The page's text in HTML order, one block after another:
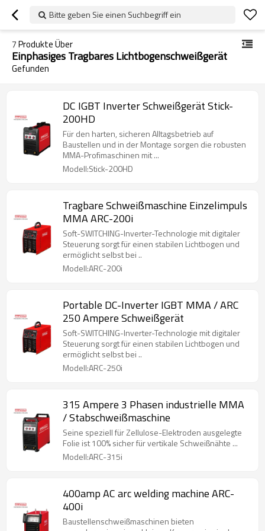
Bitte geben Sie einen Suchbegriff ein
7Produkte Über
Einphasiges Tragbares Lichtbogenschweißgerät
Gefunden
DC IGBT Inverter Schweißgerät Stick-
200HD
Für den harten, sicheren Alltagsbetrieb auf
Baustellen und in der Montage sorgen die robusten
MMA-Profimaschinen mit ...
Modell:Stick-200HD
Tragbare Schweißmaschine Einzelimpuls
MMA ARC-200i
Soft-SWITCHING-Inverter-Technologie mit digitaler
Steuerung sorgt für einen stabilen Lichtbogen und
ermöglicht selbst bei ..
Modell:ARC-200i
Portable DC-Inverter IGBT MMA / ARC
250 Ampere Schweißgerät
Soft-SWITCHING-Inverter-Technologie mit digitaler
Steuerung sorgt für einen stabilen Lichtbogen und
ermöglicht selbst bei ..
Modell:ARC-250i
315 Ampere 3 Phasen industrielle MMA
/ Stabschweißmaschine
Seine speziell für Zellulose-Elektroden ausgelegte
Folie ist 100% sicher für vertikale Schweißnähte ...
Modell:ARC-315i
400amp AC arc welding machine ARC-
400i
Baustellenschweißmaschinen bieten